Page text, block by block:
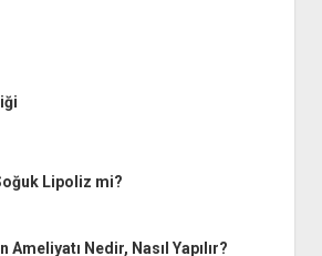
Lipoliz mi?
Nedir, Nasıl Yapılır?